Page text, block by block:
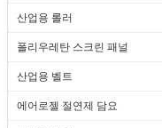
산업용 롤러
폴리우레탄 스크린 패널
산업용 벨트
에어로젤 절연제 담요